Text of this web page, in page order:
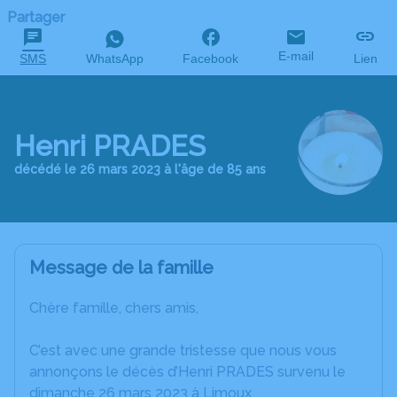
Partager
SMS WhatsApp Facebook E-mail Lien
Henri PRADES
décédé le 26 mars 2023 à l'âge de 85 ans
Message de la famille
Chère famille, chers amis,
C’est avec une grande tristesse que nous vous
annonçons le décès d’Henri PRADES survenu le
dimanche 26 mars 2023 à Limoux.